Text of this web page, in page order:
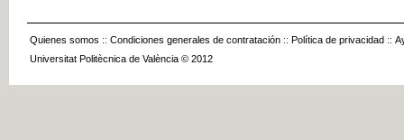
Quienes somos :: Condiciones generales de contratación :: Política de privacidad ::
Universitat Politècnica de València © 2012